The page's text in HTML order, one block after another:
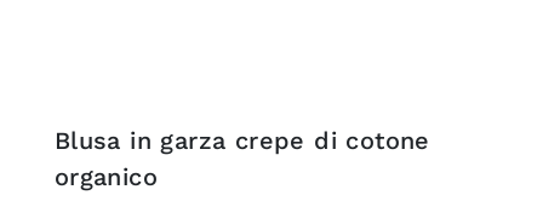
Blusa in garza crepe di cotone
organico